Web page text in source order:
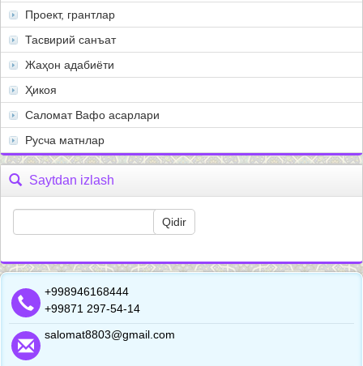
Проект, грантлар
Тасвирий санъат
Жаҳон адабиёти
Ҳикоя
Саломат Вафо асарлари
Русча матнлар
Saytdan izlash
+998946168444
+99871 297-54-14
salomat8803@gmail.com